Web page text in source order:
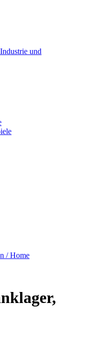
/ Home